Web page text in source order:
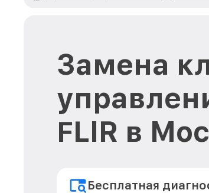
Замена
FLIR в
Бесплатная